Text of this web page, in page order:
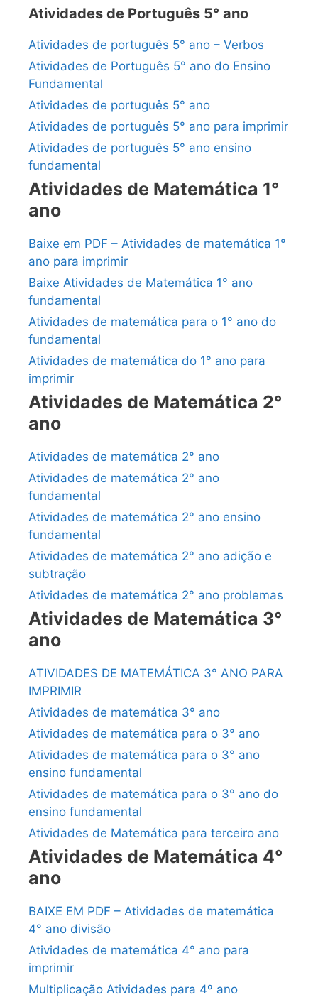
Atividades de Português 5° ano
Atividades de português 5° ano – Verbos
Atividades de Português 5° ano do Ensino
Fundamental
Atividades de português 5° ano
Atividades de português 5° ano para imprimir
Atividades de português 5° ano ensino
fundamental
Atividades de Matemática 1°
ano
Baixe em PDF – Atividades de matemática 1°
ano para imprimir
Baixe Atividades de Matemática 1° ano
fundamental
Atividades de matemática para o 1° ano do
fundamental
Atividades de matemática do 1° ano para
imprimir
Atividades de Matemática 2°
ano
Atividades de matemática 2° ano
Atividades de matemática 2° ano
fundamental
Atividades de matemática 2° ano ensino
fundamental
Atividades de matemática 2° ano adição e
subtração
Atividades de matemática 2° ano problemas
Atividades de Matemática 3°
ano
ATIVIDADES DE MATEMÁTICA 3° ANO PARA
IMPRIMIR
Atividades de matemática 3° ano
Atividades de matemática para o 3° ano
Atividades de matemática para o 3° ano
ensino fundamental
Atividades de matemática para o 3° ano do
ensino fundamental
Atividades de Matemática para terceiro ano
Atividades de Matemática 4°
ano
BAIXE EM PDF – Atividades de matemática
4° ano divisão
Atividades de matemática 4° ano para
imprimir
Multiplicação Atividades para 4º ano